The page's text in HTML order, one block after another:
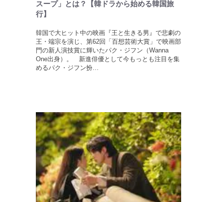
スープ」とは？【韓ドラから始める韓国旅
行】
韓国で大ヒット中の映画『王と生きる男』で悲劇の
王・端宗を演じ、第62回「百想芸術大賞」で映画部
門の新人演技賞に輝いたパク・ジフン（Wanna
One出身）。 新進俳優として今もっとも注目を集
めるパク・ジフン扮…